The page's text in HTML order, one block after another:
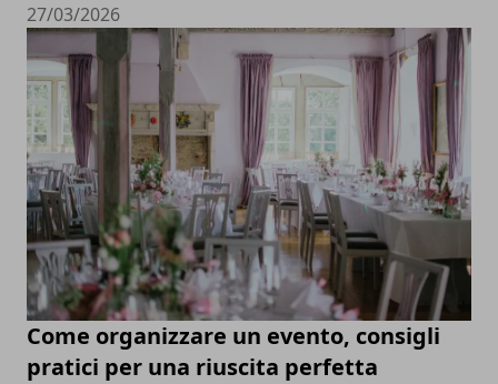
27/03/2026
Come organizzare un evento, consigli
pratici per una riuscita perfetta